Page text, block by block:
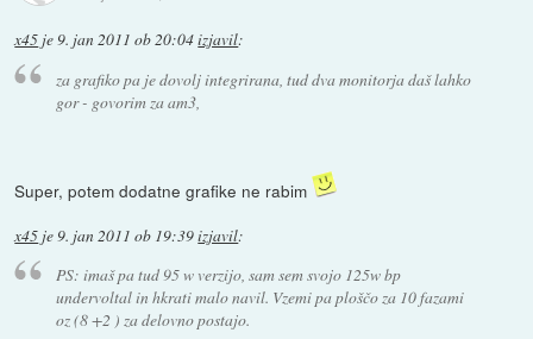
x45 je9. jan 2011 ob 20:04izjavil:
za grafiko pa je dovolj integrirana, tud dva monitorja daš lahko
gor - govorim za am3,
Super, potem dodatne grafike ne rabim
x45 je9. jan 2011 ob 19:39izjavil:
PS: imaš pa tud 95 w verzijo, sam sem svojo 125w bp
undervoltal in hkrati malo navil. Vzemi pa ploščo za 10 fazami
oz (8 +2 ) za delovno postajo.